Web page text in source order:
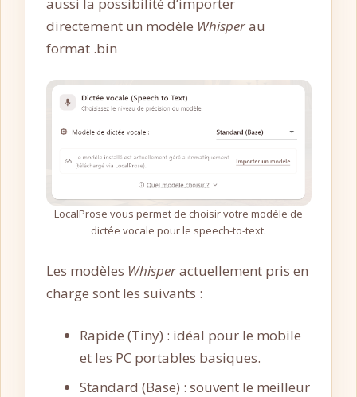
directement un modèle Whisperau
format .bin
LocalProse vous permet de choisir votre modèle de
dictée vocale pour le speech-to-text.
Les modèles Whisperactuellement pris en
charge sont les suivants :
Rapide (Tiny) : idéal pour le mobile
et les PC portables basiques.
Standard (Base) : souvent le meilleur